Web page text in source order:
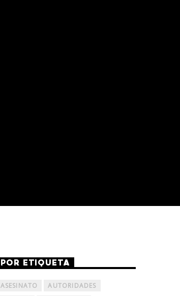
POR ETIQUETA
ASESINATO
AUTORIDADES